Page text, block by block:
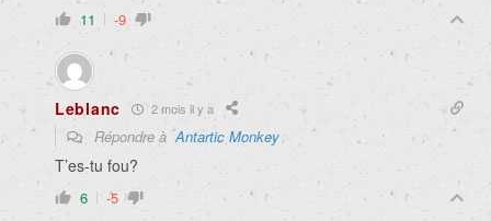
11 -9
Leblanc 2 mois il y a
Répondre àAntartic Monkey
T’es-tu fou?
6 -5